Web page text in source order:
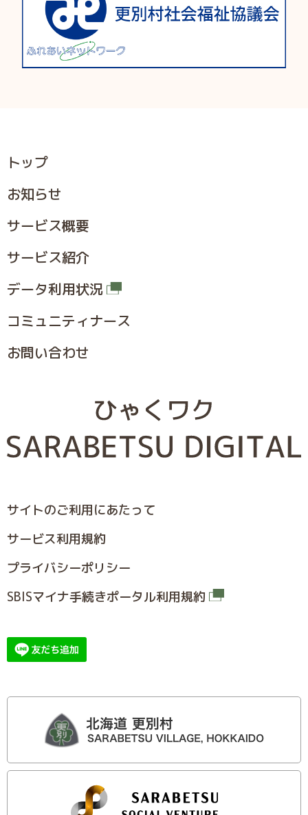
トップ
お知らせ
サービス概要
サービス紹介
データ利用状況
コミュニティナース
お問い合わせ
サイトのご利⽤にあたって
サービス利⽤規約
プライバシーポリシー
SBISマイナ⼿続きポータル利⽤規約